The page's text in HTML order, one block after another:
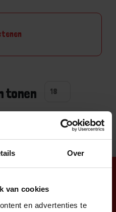
Over
van cookies
en advertenties te
tonen